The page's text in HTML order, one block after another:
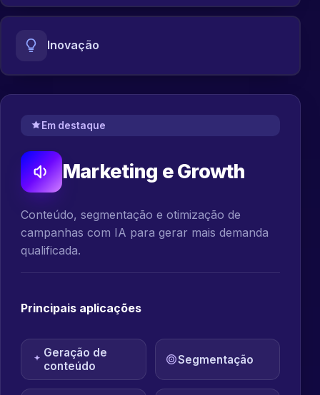
Inovação
Em destaque
Marketing e Growth
Conteúdo, segmentação e otimização de
campanhas com IA para gerar mais demanda
qualificada.
Principais aplicações
Geração de
conteúdo
Segmentação